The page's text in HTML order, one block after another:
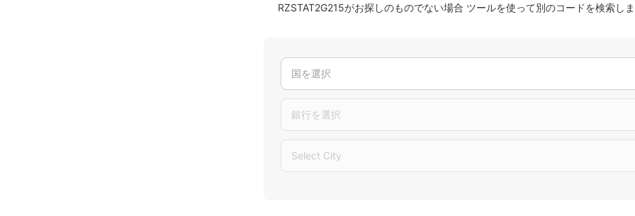
RZSTAT2G215がお探しのものでない場合 ツールを使って別のコードを検索しま
国を選択
銀行を選択
Select City